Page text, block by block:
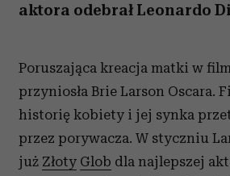
aktora odebrał Leonardo
Poruszająca kreacja matki w
przyniosła Brie Larson Oscara.
historię kobiety i jej synka
przez porywacza. W styczniu
już Złoty Glob dla najlepszej